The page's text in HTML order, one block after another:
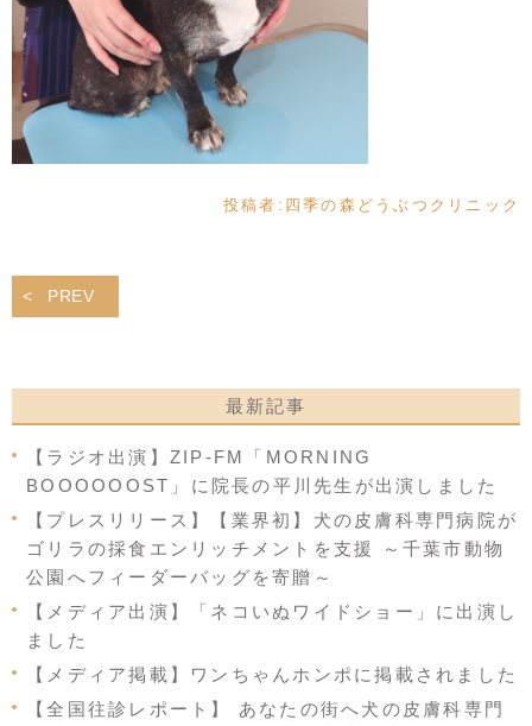
投稿者: 四季の森どうぶつクリニック
PREV
最新記事
【ラジオ出演】ZIP-FM「MORNING
BOOOOOOST」に院長の平川先生が出演しました
【プレスリリース】【業界初】犬の皮膚科専門病院が
ゴリラの採食エンリッチメントを支援 ～千葉市動物
公園へフィーダーバッグを寄贈～
【メディア出演】「ネコいぬワイドショー」に出演し
ました
【メディア掲載】ワンちゃんホンポに掲載されました
【全国往診レポート】 あなたの街へ犬の皮膚科専門